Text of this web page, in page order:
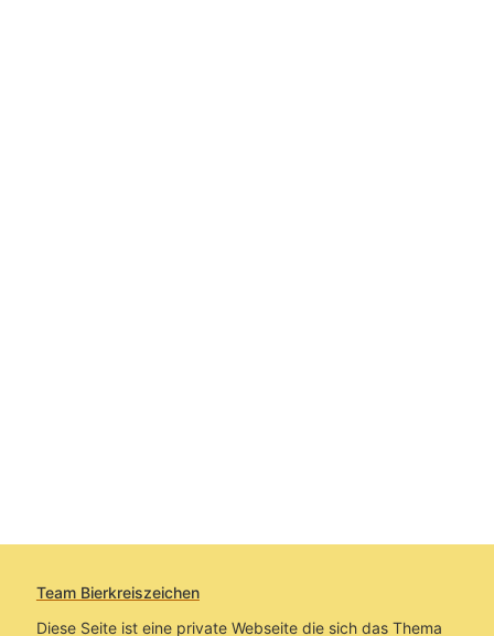
Team Bierkreiszeichen
Diese Seite ist eine private Webseite die sich das Thema